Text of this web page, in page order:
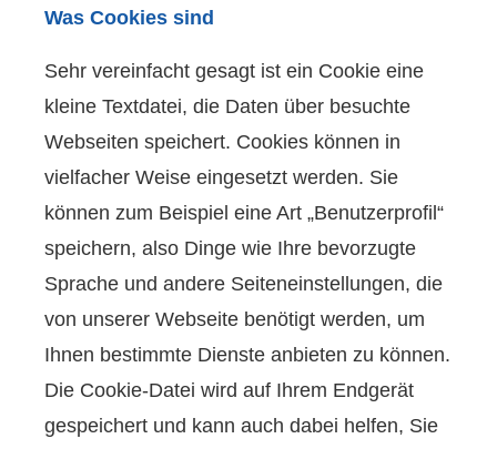
Was Cookies sind
Sehr vereinfacht gesagt ist ein Cookie eine
kleine Textdatei, die Daten über besuchte
Webseiten speichert. Cookies können in
vielfacher Weise eingesetzt werden. Sie
können zum Beispiel eine Art „Benutzerprofil“
speichern, also Dinge wie Ihre bevorzugte
Sprache und andere Seiteneinstellungen, die
von unserer Webseite benötigt werden, um
Ihnen bestimmte Dienste anbieten zu können.
Die Cookie-Datei wird auf Ihrem Endgerät
gespeichert und kann auch dabei helfen, Sie